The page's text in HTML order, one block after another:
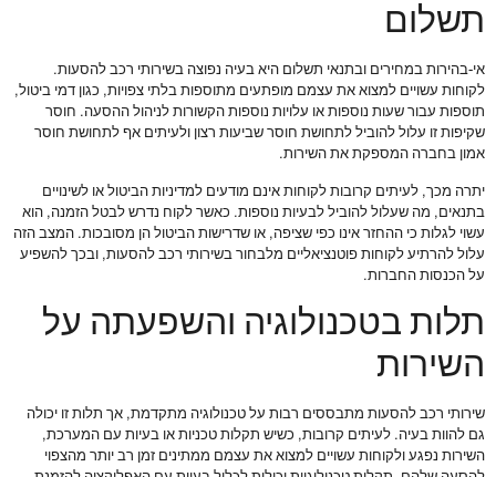
תשלום
אי-בהירות במחירים ובתנאי תשלום היא בעיה נפוצה בשירותי רכב להסעות.
לקוחות עשויים למצוא את עצמם מופתעים מתוספות בלתי צפויות, כגון דמי ביטול,
תוספות עבור שעות נוספות או עלויות נוספות הקשורות לניהול ההסעה. חוסר
שקיפות זו עלול להוביל לתחושת חוסר שביעות רצון ולעיתים אף לתחושת חוסר
אמון בחברה המספקת את השירות.
יתרה מכך, לעיתים קרובות לקוחות אינם מודעים למדיניות הביטול או לשינויים
בתנאים, מה שעלול להוביל לבעיות נוספות. כאשר לקוח נדרש לבטל הזמנה, הוא
עשוי לגלות כי ההחזר אינו כפי שציפה, או שדרישות הביטול הן מסובכות. המצב הזה
עלול להרתיע לקוחות פוטנציאליים מלבחור בשירותי רכב להסעות, ובכך להשפיע
על הכנסות החברות.
תלות בטכנולוגיה והשפעתה על
השירות
שירותי רכב להסעות מתבססים רבות על טכנולוגיה מתקדמת, אך תלות זו יכולה
גם להוות בעיה. לעיתים קרובות, כשיש תקלות טכניות או בעיות עם המערכת,
השירות נפגע ולקוחות עשויים למצוא את עצמם ממתינים זמן רב יותר מהצפוי